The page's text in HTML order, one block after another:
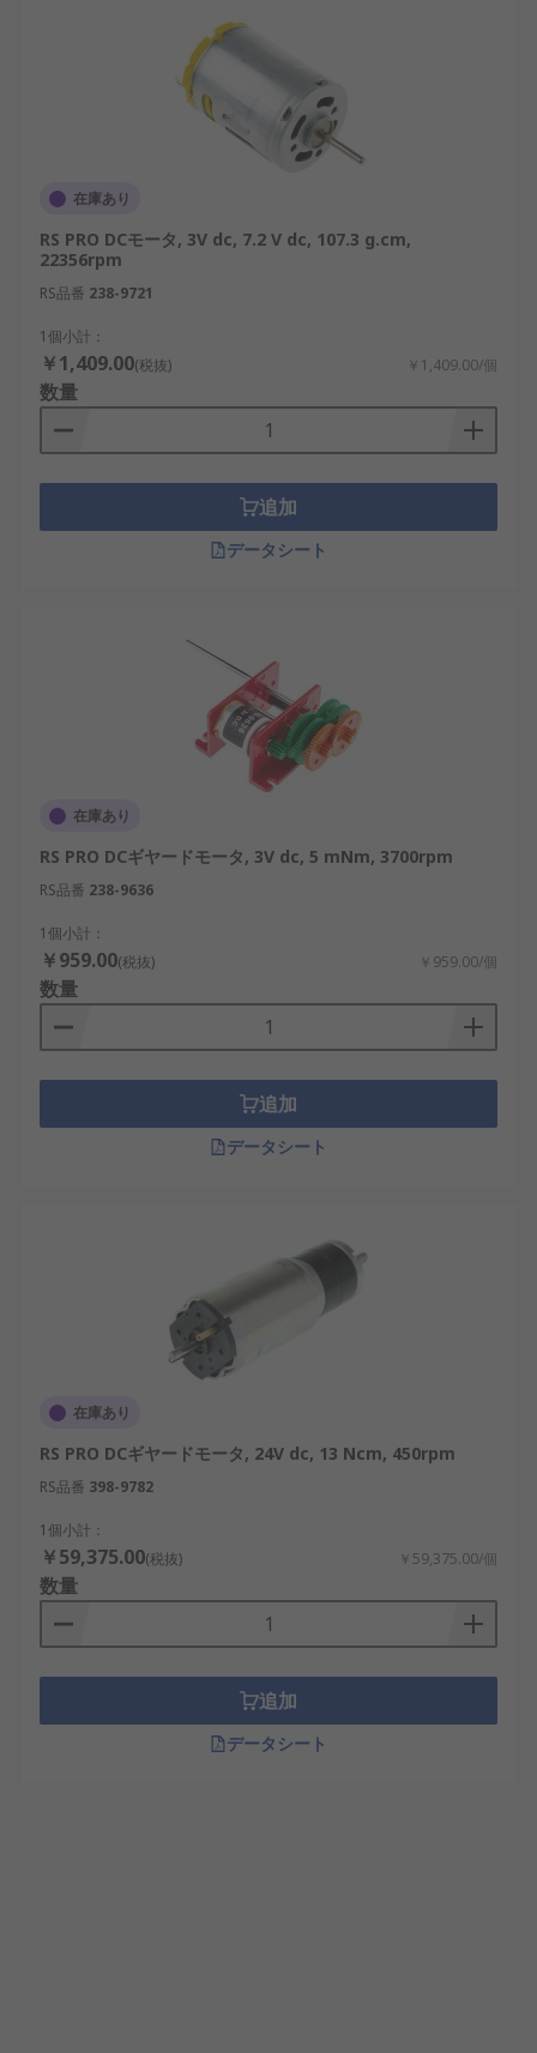
在庫あり
RS PRO DCモータ, 3V dc, 7.2 V dc, 107.3 g.cm,
22356rpm
RS品番 238-9721
1個小計：
￥1,409.00(税抜) ￥1,409.00/個
数量
追加
データシート
在庫あり
RS PRO DCギヤードモータ, 3V dc, 5 mNm, 3700rpm
RS品番 238-9636
1個小計：
￥959.00(税抜) ￥959.00/個
数量
追加
データシート
在庫あり
RS PRO DCギヤードモータ, 24V dc, 13 Ncm, 450rpm
RS品番 398-9782
1個小計：
￥59,375.00(税抜) ￥59,375.00/個
数量
追加
データシート